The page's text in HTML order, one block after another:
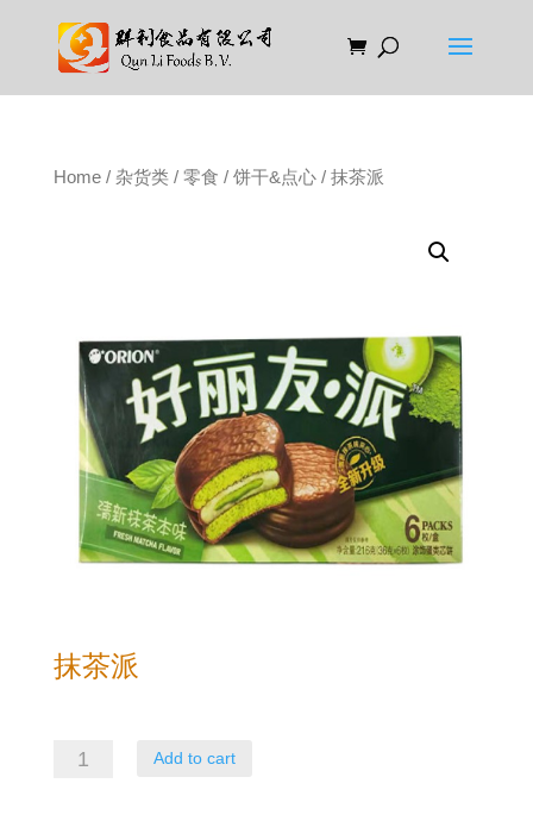
Home/ 杂货类/ 零食 / 饼干&点心/ 抹茶派
抹茶派
Add to cart